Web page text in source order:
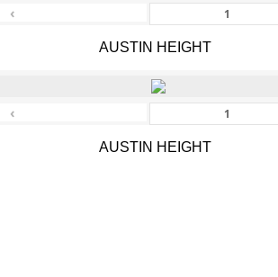
‹
AUSTIN HEIGHT
‹
AUSTIN HEIGHT